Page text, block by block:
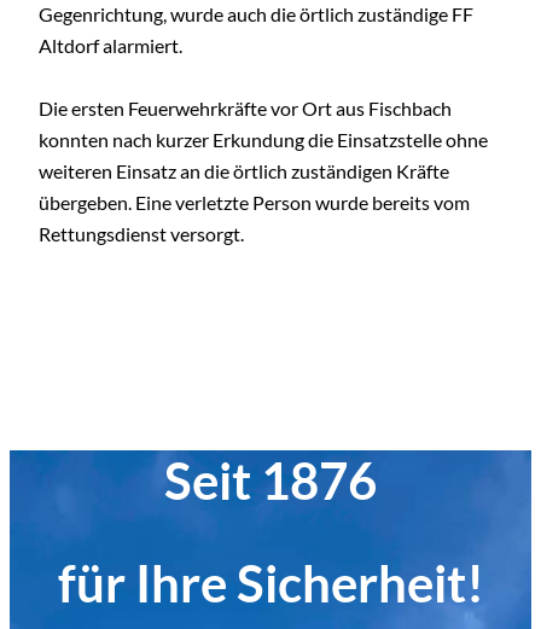
Gegenrichtung, wurde auch die örtlich zuständige FF
Altdorf alarmiert.
Die ersten Feuerwehrkräfte vor Ort aus Fischbach
konnten nach kurzer Erkundung die Einsatzstelle ohne
weiteren Einsatz an die örtlich zuständigen Kräfte
übergeben. Eine verletzte Person wurde bereits vom
Rettungsdienst versorgt.
Seit 1876
für Ihre Sicherheit!